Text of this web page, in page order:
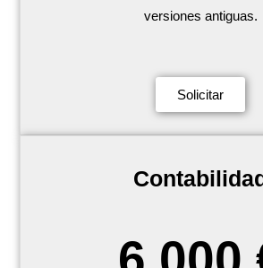
versiones antiguas.
Solicitar